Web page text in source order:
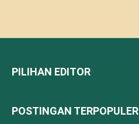
PILIHAN EDITOR
POSTINGAN TERPOPULER